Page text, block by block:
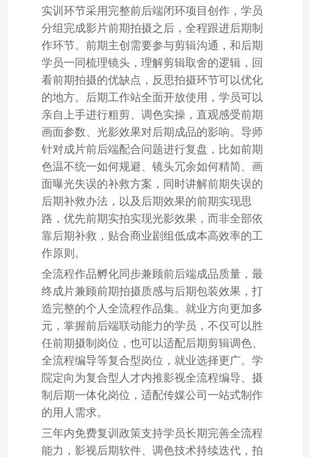
实训环节采用完整前后端闭环项目创作，学员
分组完成影片前期拍摄之后，全程跟进后期制
作环节。前期主创需要参与剪辑沟通，和后期
学员一同梳理镜头，理解剪辑取舍的逻辑，回
看前期拍摄的优缺点，反思拍摄环节可以优化
的地方。后期工作站全面开放使用，学员可以
亲自上手进行粗剪、调色实操，直观感受前期
画面参数、光影效果对后期成品的影响。导师
针对成片前后端配合问题进行复盘，比如前期
色温不统一如何规避、镜头冗余如何精简、画
面曝光失误的补救方案，同时讲解前期失误的
后期补救办法，以及后期效果的前期实现思
路，优先前期实拍实现光影效果，而非全部依
靠后期补救，贴合商业剧组低成本高效率的工
作原则。
全流程作品孵化同步兼顾前后端成品质量，最
终成片兼顾前期拍摄质感与后期包装效果，打
造完整的个人全流程作品集。就业方向更加多
元，掌握前后端联动能力的学员，不仅可以胜
任前期摄制岗位，也可以适配后期剪辑调色、
全流程编导等复合型岗位，就业选择更广。学
院定向为复合型人才内推影视全流程编导、摄
制后期一体化岗位，适配传媒公司一站式制作
的用人需求。
三年内免费复训政策支持学员长期完善全流程
能力，影视后期软件、调色技术持续迭代，拍